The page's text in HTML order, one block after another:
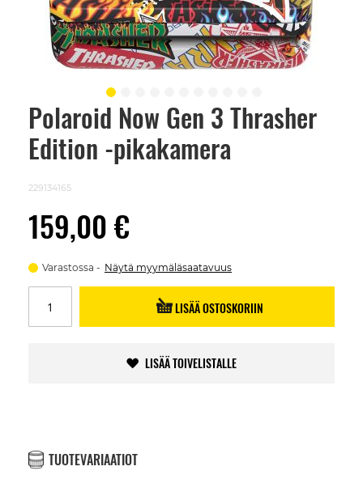
Polaroid Now Gen 3 Thrasher
Edition -pikakamera
229134165
159,00 €
Varastossa Näytä myymäläsaatavuus
LISÄÄ OSTOSKORIIN
LISÄÄ TOIVELISTALLE
TUOTEVARIAATIOT
Skip
beginning
images